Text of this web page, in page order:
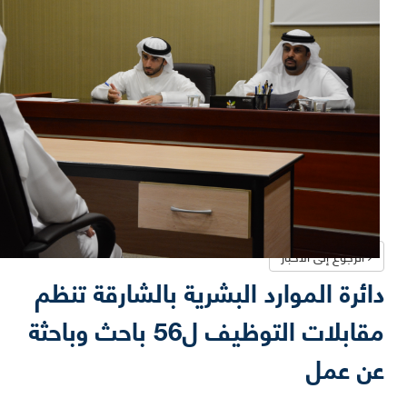
الرجوع إلى الأخبار
دائرة الموارد البشرية بالشارقة تنظم
مقابلات التوظيف ل56 باحث وباحثة
عن عمل